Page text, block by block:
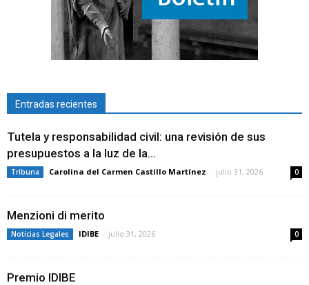
Entradas recientes
Tutela y responsabilidad civil: una revisión de sus
presupuestos a la luz de la...
Tribuna Carolina del Carmen Castillo Martínez - julio 31, 2026 0
Menzioni di merito
Noticias Legales IDIBE - julio 31, 2026 0
Premio IDIBE